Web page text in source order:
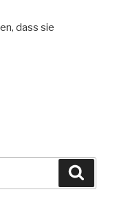
dass sie